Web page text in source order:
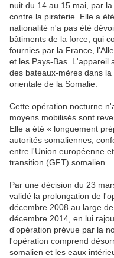
nuit du 14 au 15 mai, par
contre la piraterie. Elle a
nationalité n'a pas été
bâtiments de la force, qui
fournies par la France,
et les Pays-Bas. L'appareil
des bateaux-mères dans
orientale de la Somalie.
Cette opération nocturne
moyens mobilisés sont
Elle a été « longuement
autorités somaliennes,
entre l'Union européenne
transition (GFT) somalien.
Par une décision du 23
validé la prolongation de
décembre 2008 au large
décembre 2014, en lui
d'opération prévue par la
l'opération comprend
somalien et les eaux